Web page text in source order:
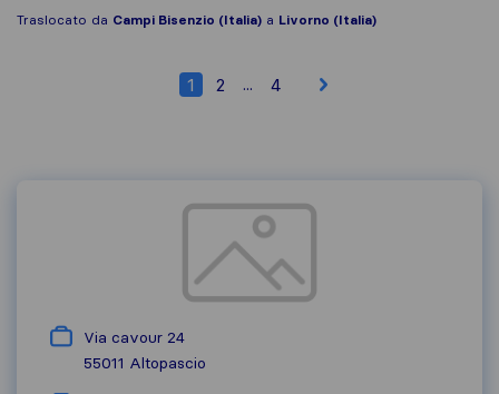
Traslocato da Campi Bisenzio (Italia) a Livorno (Italia)
1 2 ... 4
Via cavour 24
55011 Altopascio